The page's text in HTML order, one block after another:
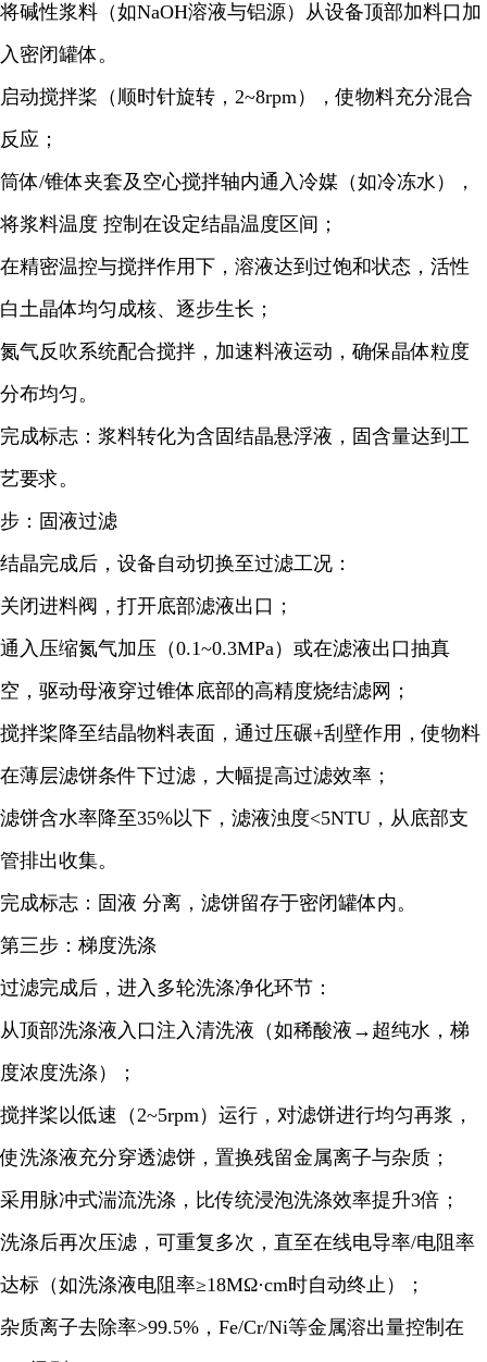
将碱性浆料（如NaOH溶液与铝源）从设备顶部加料口加
入密闭罐体。
启动搅拌桨（顺时针旋转，2~8rpm），使物料充分混合
反应；
筒体/锥体夹套及空心搅拌轴内通入冷媒（如冷冻水），
将浆料温度 控制在设定结晶温度区间；
在精密温控与搅拌作用下，溶液达到过饱和状态，活性
白土晶体均匀成核、逐步生长；
氮气反吹系统配合搅拌，加速料液运动，确保晶体粒度
分布均匀。
完成标志：浆料转化为含固结晶悬浮液，固含量达到工
艺要求。
步：固液过滤
结晶完成后，设备自动切换至过滤工况：
关闭进料阀，打开底部滤液出口；
通入压缩氮气加压（0.1~0.3MPa）或在滤液出口抽真
空，驱动母液穿过锥体底部的高精度烧结滤网；
搅拌桨降至结晶物料表面，通过压碾+刮壁作用，使物料
在薄层滤饼条件下过滤，大幅提高过滤效率；
滤饼含水率降至35%以下，滤液浊度<5NTU，从底部支
管排出收集。
完成标志：固液 分离，滤饼留存于密闭罐体内。
第三步：梯度洗涤
过滤完成后，进入多轮洗涤净化环节：
从顶部洗涤液入口注入清洗液（如稀酸液→超纯水，梯
度浓度洗涤）；
搅拌桨以低速（2~5rpm）运行，对滤饼进行均匀再浆，
使洗涤液充分穿透滤饼，置换残留金属离子与杂质；
采用脉冲式湍流洗涤，比传统浸泡洗涤效率提升3倍；
洗涤后再次压滤，可重复多次，直至在线电导率/电阻率
达标（如洗涤液电阻率≥18MΩ·cm时自动终止）；
杂质离子去除率>99.5%，Fe/Cr/Ni等金属溶出量控制在